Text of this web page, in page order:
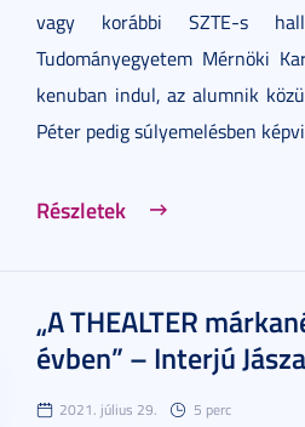
vagy korábbi SZTE-s
Tudományegyetem Mérnöki
kenuban indul, az alumnik
Péter pedig súlyemelésben
Részletek
„A THEALTER
évben” – Interjú
2021. július 29. 5 perc